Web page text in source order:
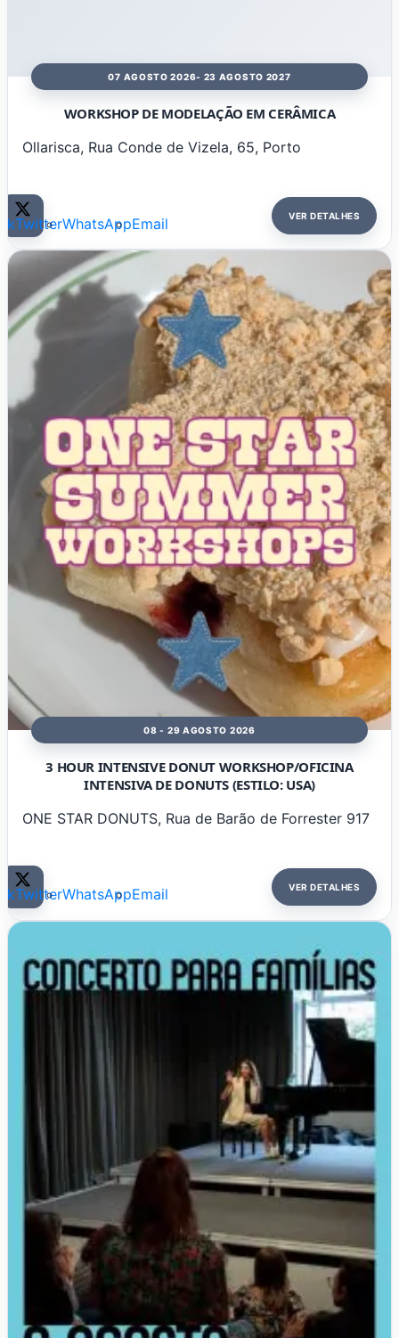
07 AGOSTO 2026- 23 AGOSTO 2027
WORKSHOP DE MODELAÇÃO EM CERÂMICA
Ollarisca, Rua Conde de Vizela, 65, Porto
TwitterWhatsAppEmail VER DETALHES
08 - 29 AGOSTO 2026
3 HOUR INTENSIVE DONUT WORKSHOP/OFICINA
INTENSIVA DE DONUTS (ESTILO: USA)
ONE STAR DONUTS, Rua de Barão de Forrester 917
TwitterWhatsAppEmail VER DETALHES